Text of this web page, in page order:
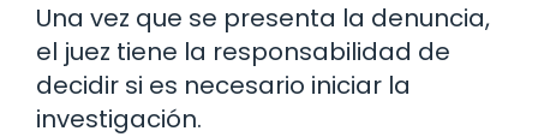
Una vez que se presenta la denuncia,
el juez tiene la responsabilidad de
decidir si es necesario iniciar la
investigación.